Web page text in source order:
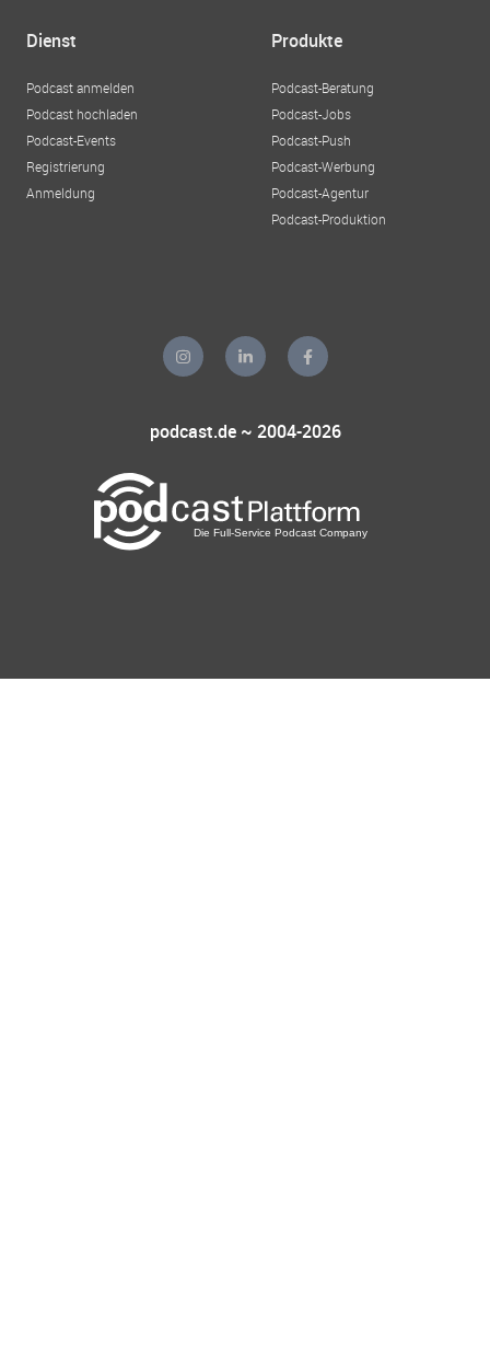
Dienst
Podcast anmelden
Podcast hochladen
Podcast-Events
Registrierung
Anmeldung
Produkte
Podcast-Beratung
Podcast-Jobs
Podcast-Push
Podcast-Werbung
Podcast-Agentur
Podcast-Produktion
podcast.de ~ 2004-2026